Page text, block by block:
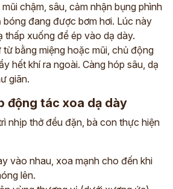
chậm, sâu, cảm nhận bụng phình
bóng đang được bơm hơi. Lúc này
thấp xuống để ép vào dạ dày.
từ bằng miệng hoặc mũi, chủ động
hết khí ra ngoài. Càng hóp sâu, dạ
giãn.
động tác xoa dạ dày
nhịp thở đều đặn, bà con thực hiện
vào nhau, xoa mạnh cho đến khi
lên.